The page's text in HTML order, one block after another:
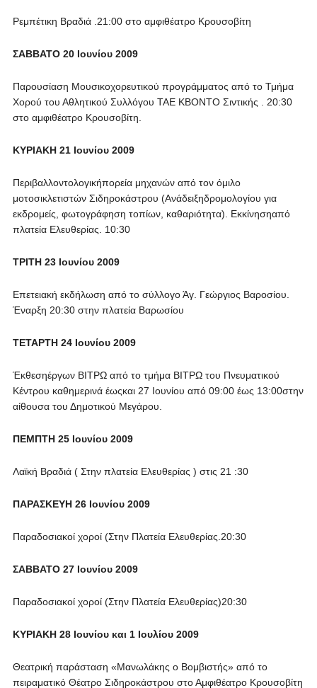
Ρεμπέτικη Βραδιά .21:00 στο αμφιθέατρο Κρουσοβίτη
ΣΑΒΒΑΤΟ 20 Ιουνίου 2009
Παρουσίαση Μουσικοχορευτικού προγράμματος από τo Τμήμα
Χορού του Αθλητικού Συλλόγου TAE KBONTO Σιντικής . 20:30
στο αμφιθέατρο Κρουσοβίτη.
ΚΥΡΙΑΚΗ 21 Ιουνίου 2009
Περιβαλλοντολογικήπορεία μηχανών από τον όμιλο
μοτοσικλετιστών Σιδηροκάστρου (Ανάδειξηδρομολογίου για
εκδρομείς, φωτογράφηση τοπίων, καθαριότητα). Εκκίνησηαπό
πλατεία Ελευθερίας. 10:30
ΤΡΙΤΗ 23 Ιουνίου 2009
Επετειακή εκδήλωση από το σύλλογο Άγ. Γεώργιος Βαροσίου.
Έναρξη 20:30 στην πλατεία Βαρωσίου
ΤΕΤΑΡΤΗ 24 Ιουνίου 2009
Έκθεσηέργων ΒΙΤΡΩ από το τμήμα ΒΙΤΡΩ του Πνευματικού
Κέντρου καθημερινά έωςκαι 27 Ιουνίου από 09:00 έως 13:00στην
αίθουσα του Δημοτικού Μεγάρου.
ΠΕΜΠΤΗ 25 Ιουνίου 2009
Λαϊκή Βραδιά ( Στην πλατεία Ελευθερίας ) στις 21 :30
ΠΑΡΑΣΚΕΥΗ 26 Ιουνίου 2009
Παραδοσιακοί χοροί (Στην Πλατεία Ελευθερίας.20:30
ΣΑΒΒΑΤΟ 27 Ιουνίου 2009
Παραδοσιακοί χοροί (Στην Πλατεία Ελευθερίας)20:30
ΚΥΡΙΑΚΗ 28 Ιουνίου και 1 Ιουλίου 2009
Θεατρική παράσταση «Mανωλάκης ο Βομβιστής» από το
πειραματικό Θέατρο Σιδηροκάστρου στο Αμφιθέατρο Κρουσοβίτη